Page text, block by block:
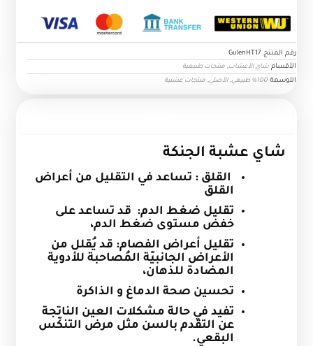
الجنكة
رقم المنتج GulenHT17
الأقسام شاي الأعشاب, منتجات طبيعية
الآوسمة 100% طبيعي ,الأصلي, منتجات عشبية
شاي عشبة الجنكة
القلق : تساعد في التقليل من أعراض
القلق
تقليل ضغط الدم: قد تساعد على
خفض مستوى ضغط الدم،
تقليل أعراض الفصام: قد يُقلل من
الأعراض الجانبيّة المُصاحبة للأدوية
المضادة للذهان،
تحسين صحة الدماغ و الذاكرة
تفيد في حالة مشكلات العين الناتجة
عن التقدم بالسن مثل مرض التنكّس
البقعي.